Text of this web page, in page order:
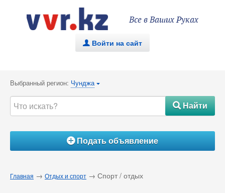
Все в Ваших Руках
. Войти на сайт
Выбранный регион: Чунджа {
#Найти
ÁПодать объявление
Главная → Отдых и спорт → Спорт / отдых